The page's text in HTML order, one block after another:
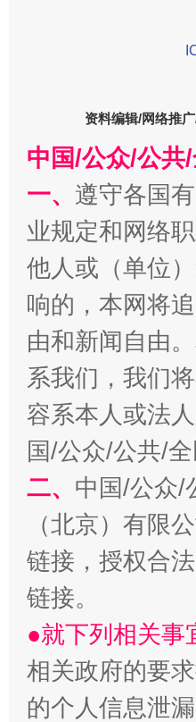
揭批美国五大"原
解纷+调解+退费，一
站台名比不上好声
资料编辑/网络推
中国/公众/公共
一、 遵守各国
业规定和网络
他人或（单位
响的，本网将
由和新闻自由
系我们，我们
容系本人或法
国/公众/公共/
二、 中国/公众/
（北京）有限
链接，授权合
链接。
●就下列相关
相关政府的要
的个人信息泄漏